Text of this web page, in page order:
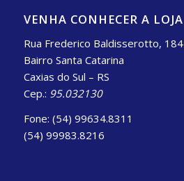
VENHA CONHECER A LOJA
Rua Frederico Baldisserotto, 184
Bairro Santa Catarina
Caxias do Sul – RS
Cep.: 95.032130
Fone: (54) 99634.8311
(54) 99983.8216